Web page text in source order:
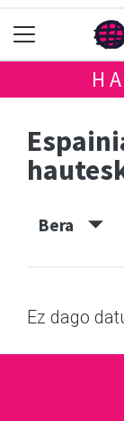
Bera
Ez dago